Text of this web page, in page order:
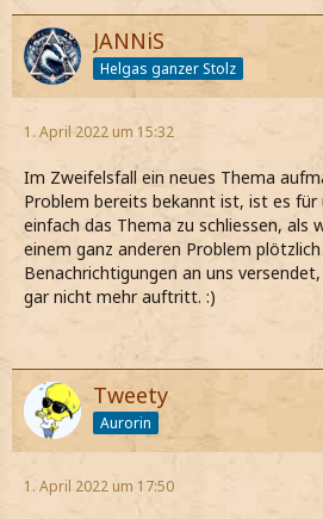
JANNiS
Helgas ganzer Stolz
1. April 2022 um 15:32
Im Zweifelsfall ein neues Thema
Problem bereits bekannt ist, ist es für
einfach das Thema zu schliessen, als
einem ganz anderen Problem
Benachrichtigungen an uns
gar nicht mehr auftritt. :)
Tweety
Aurorin
1. April 2022 um 17:50